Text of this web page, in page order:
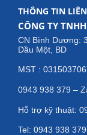
THÔNG TIN
CÔNG TY
CN Bình Dương:
Dầu Một, BD
MST :
0943 938 379 –
Hỗ trợ kỹ thuật:
Tel: 0943 938 379